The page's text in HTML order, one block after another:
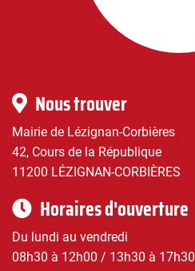
Infos
pratiques
Nous trouver
Mairie de Lézignan-Corbières
42, Cours de la République
11200 LÉZIGNAN-CORBIÈRES
Horaires d'ouverture
Du lundi au vendredi
08h30 à 12h00 / 13h30 à 17h30